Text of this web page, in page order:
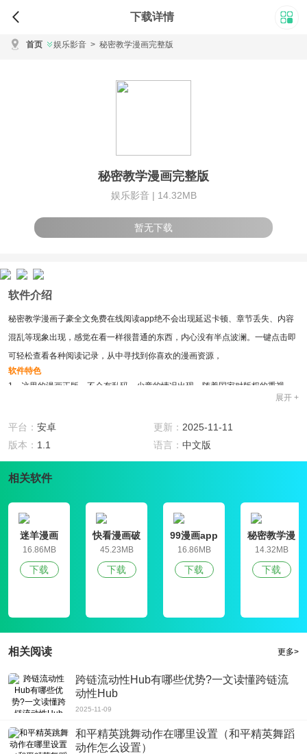
下载详情
首页 娱乐影音 > 秘密教学漫画完整版
秘密教学漫画完整版
娱乐影音 | 14.32MB
暂无下载
软件介绍
秘密教学漫画子豪全文免费在线阅读app绝不会出现延迟卡顿、章节丢失、内容
混乱等现象出现，感觉在看一样很普通的东西，内心没有半点波澜。一键点击即
可轻松查看各种阅读记录，从中寻找到你喜欢的漫画资源，
软件特色
1、这里的漫画正版，不会有乱码、少章的情况出现，随着国家对版权的重视，
2、无论是热血、校园、青春、恋爱、同人等漫画资源应有尽有，软件的操作方
式也是非常的简单，你只需要简单的输入想看的漫画名字就可以了。
3、秘密教学漫画子豪全文免费在线阅读app内置超多各类型的漫画资源供大家线
阅读观看，在这里有海量的漫画资源，只要是你想看的，
中。这款软件里面用户每天可以这里看到最新的漫画内容。
软件亮点
1、其中包括各类vip漫画、大神原创漫画、超气人的日漫以及热门的火爆的国漫
等，国漫、日漫、美漫、连载漫画、完结漫画、热血漫画、暗黑漫画、人气改编
阅读app能够通过首页的搜索栏快速精准寻找，可以说十分方便、快捷，
量，所有的漫画全部是正品原创资源，是直接从漫画作者手中收录上架的，
4、这里的漫画更新速度也是非常快，让你在第一时间就能看到漫画更新内容。
听说票房一路攀升，最近不久以及超过14亿票房，
软件评测
的时候，大家搜索寻找漫画方面是非常的方便、多元化使用，
展开 +
平台： 安卓 更新： 2025-11-11
版本： 1.1 语言： 中文版
相关软件
迷羊漫画
16.86MB
下载
快看漫画破
解版
45.23MB
下载
99漫画app
破解
16.86MB
下载
秘密教学漫
画完整版
14.32MB
下载
相关阅读 更多>
跨链流动性Hub有哪些优势?一文读懂跨链流
动性Hub
2025-11-09
和平精英跳舞动作在哪里设置（和平精英舞蹈
动作怎么设置）